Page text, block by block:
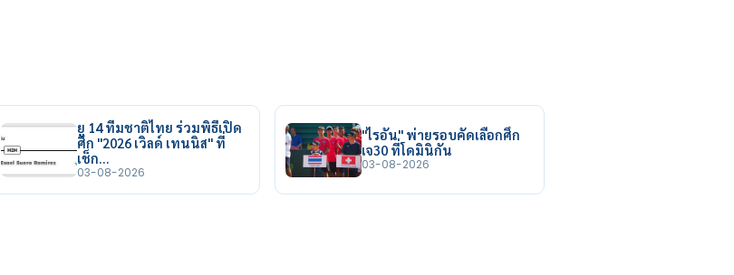
ยู 14 ทีมชาติไทย ร่วมพิธีเปิด
ศึก "2026 เวิลด์ เทนนิส" ที่
เช็ก…
03-08-2026
"ไรอัน" พ่ายรอบคัดเลือกศึก
เจ30 ที่โดมินิกัน
03-08-2026